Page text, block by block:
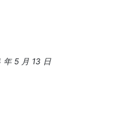
年 5 月 13 日